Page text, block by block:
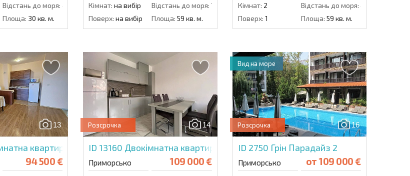
Відстань до моря: 400 м.
Площа: 30 кв. м.
Кімнат: на вибір Відстань до моря: 700 м.
Поверх: на вибір Площа: 59 кв. м.
Кімнат: 2 Відстань до моря: 400 м.
Поверх: 1 Площа: 59 кв. м.
13
квартира в Гарденія
94 500 €
14
Розсрочка
ID 13160 Двокімнатна квартира в Грін Парадайз 2
Приморсько 109 000 €
16
Розсрочка
ID 2750 Грін Парадайз 2
Приморсько от109 000 €
Вид на море